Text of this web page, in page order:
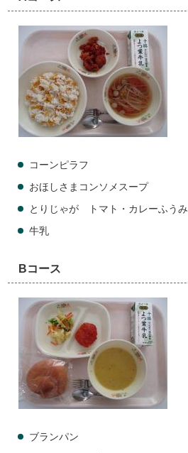
コーンピラフ
おほしさまコンソメスープ
とりじゃが トマト・カレーふうみ
牛乳
Bコース
ブランパン